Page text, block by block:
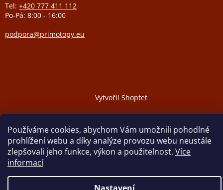
Používáme cookies, abychom Vám umožnili pohodlné
prohlížení webu a díky analýze provozu webu neustále
zlepšovali jeho funkce, výkon a použitelnost. Více
informací
Tel: +420 777 411 112
Po-Pá: 8:00 - 16:00
podpora@primotopy.eu
Vytvořil Shoptet
Copyright 2026ELEKTRICKÉ PŘÍMOTOPY. Všechna práva
vyhrazena.